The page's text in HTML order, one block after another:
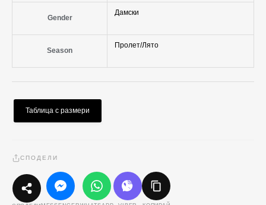
Gender
Дамски
Season
Пролет/Лято
Таблица с размери
СПОДЕЛИ